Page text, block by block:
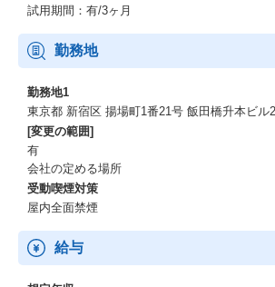
試用期間：有/3ヶ月
勤務地
勤務地1
東京都 新宿区 揚場町1番21号 飯田橋升本ビル
[変更の範囲]
有
会社の定める場所
受動喫煙対策
屋内全面禁煙
給与